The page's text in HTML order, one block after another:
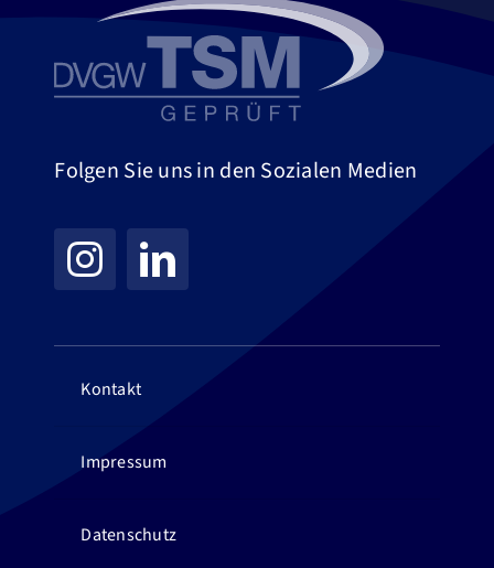
Folgen Sie uns in den Sozialen Medien
Kontakt
Impressum
Datenschutz